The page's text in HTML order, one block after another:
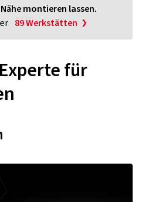
montieren lassen.
89 Werkstätten
für